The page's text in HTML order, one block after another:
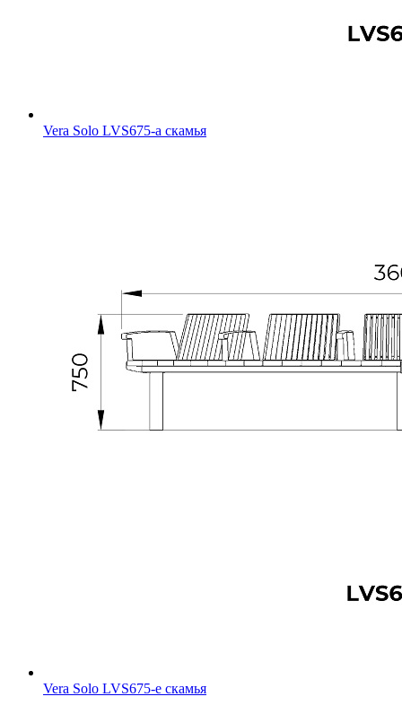
Vera Solo LVS675-a скамья
Vera Solo LVS675-e скамья